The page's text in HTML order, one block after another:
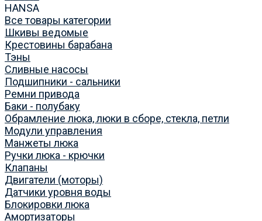
HANSA
Все товары категории
Шкивы ведомые
Крестовины барабана
Тэны
Сливные насосы
Подшипники - сальники
Ремни привода
Баки - полубаку
Обрамление люка, люки в сборе, стекла, петли
Модули управления
Манжеты люка
Ручки люка - крючки
Клапаны
Двигатели (моторы)
Датчики уровня воды
Блокировки люка
Амортизаторы